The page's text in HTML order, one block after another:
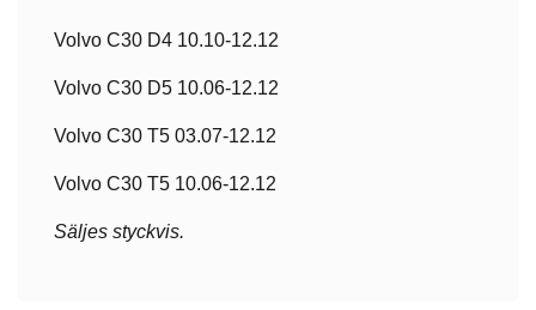
Volvo C30 D4 10.10-12.12
Volvo C30 D5 10.06-12.12
Volvo C30 T5 03.07-12.12
Volvo C30 T5 10.06-12.12
Säljes styckvis.